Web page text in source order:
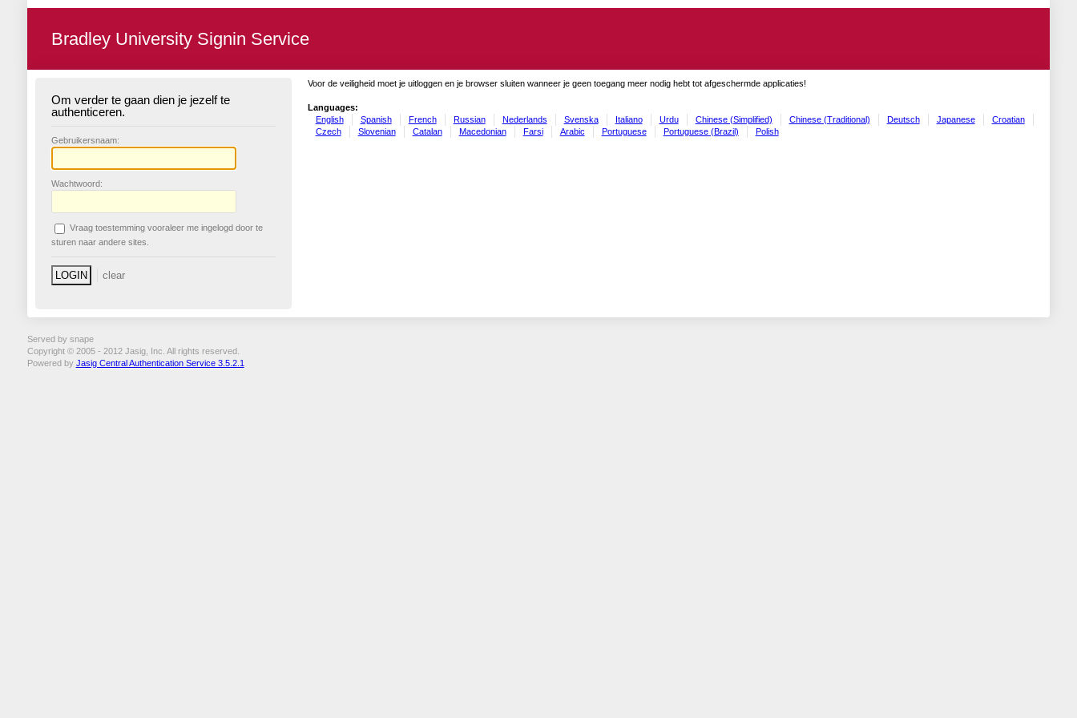
Bradley University Signin Service
Om verder te gaan dien je jezelf te
authenticeren.
Gebruikersnaam:
Wachtwoord:
Vraag toestemming vooraleer me ingelogd door te
sturen naar andere sites.
Voor de veiligheid moet je uitloggen en je browser sluiten wanneer je geen toegang meer nodig hebt tot afgeschermde applicaties!
Languages:
English
Spanish French Russian Nederlands Svenska Italiano Urdu Chinese (Simplified) Chinese (Traditional) Deutsch Japanese
Croatian
Czech
Slovenian Catalan Macedonian Farsi Arabic Portuguese Portuguese (Brazil) Polish
Served by snape
Copyright © 2005 - 2012 Jasig, Inc. All rights reserved.
Powered by Jasig Central Authentication Service 3.5.2.1